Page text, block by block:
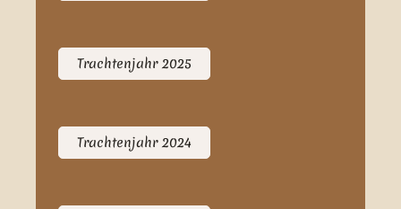
Trachtenjahr 2025
Trachtenjahr 2024